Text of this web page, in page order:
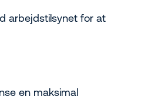
arbejdstilsynet for at
en maksimal